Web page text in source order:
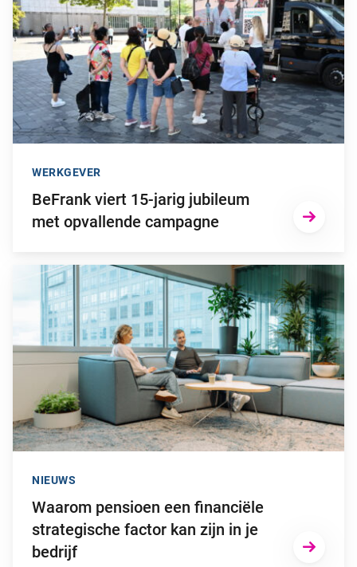
BeFrank viert 15-jarig jubileum
met opvallende campagne
WERKGEVER
Ga naar “Waarom pensioen een financiële strategische
Waarom pensioen een financiële
strategische factor kan zijn in je
bedrijf
NIEUWS